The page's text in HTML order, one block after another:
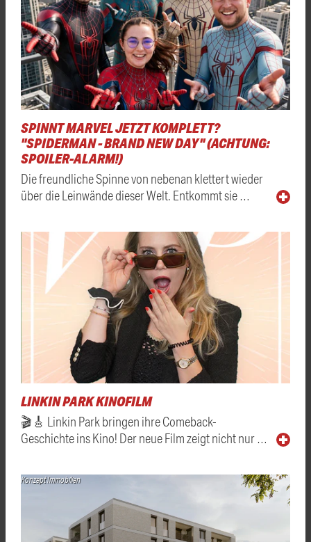
SPINNT MARVEL JETZT KOMPLETT?
"SPIDERMAN - BRAND NEW DAY" (ACHTUNG:
SPOILER-ALARM!)
Die freundliche Spinne von nebenan klettert wieder
über die Leinwände dieser Welt. Entkommt sie …
LINKIN PARK KINOFILM
🎬🎸 Linkin Park bringen ihre Comeback-
Geschichte ins Kino! Der neue Film zeigt nicht nur …
Konzept Immobilien